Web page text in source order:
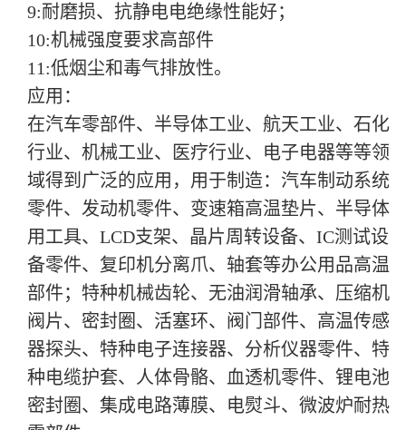
9:耐磨损、抗静电电绝缘性能好；
10:机械强度要求高部件
11:低烟尘和毒气排放性。
应用：
在汽车零部件、半导体工业、航天工业、石化
行业、机械工业、医疗行业、电子电器等等领
域得到广泛的应用，用于制造：汽车制动系统
零件、发动机零件、变速箱高温垫片、半导体
用工具、LCD支架、晶片周转设备、IC测试设
备零件、复印机分离爪、轴套等办公用品高温
部件；特种机械齿轮、无油润滑轴承、压缩机
阀片、密封圈、活塞环、阀门部件、高温传感
器探头、特种电子连接器、分析仪器零件、特
种电缆护套、人体骨骼、血透机零件、锂电池
密封圈、集成电路薄膜、电熨斗、微波炉耐热